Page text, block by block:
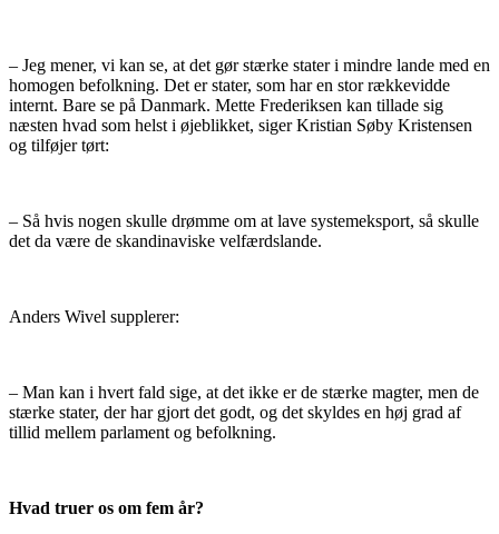
– Jeg mener, vi kan se, at det gør stærke stater i mindre lande med en
homogen befolkning. Det er stater, som har en stor rækkevidde
internt. Bare se på Danmark. Mette Frederiksen kan tillade sig
næsten hvad som helst i øjeblikket, siger Kristian Søby Kristensen
og tilføjer tørt:
– Så hvis nogen skulle drømme om at lave systemeksport, så skulle
det da være de skandinaviske velfærdslande.
Anders Wivel supplerer:
– Man kan i hvert fald sige, at det ikke er de stærke magter, men de
stærke stater, der har gjort det godt, og det skyldes en høj grad af
tillid mellem parlament og befolkning.
Hvad truer os om fem år?